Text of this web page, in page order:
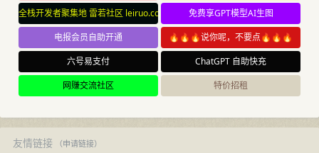
全栈开发者聚集地 雷若社区 leiruo.com
免费享GPT模型AI生图
电报会员自助开通
🔥🔥🔥说你呢，不要点🔥🔥🔥
六号易支付
ChatGPT 自助快充
网赚交流社区
特价招租
友情链接（申请链接）